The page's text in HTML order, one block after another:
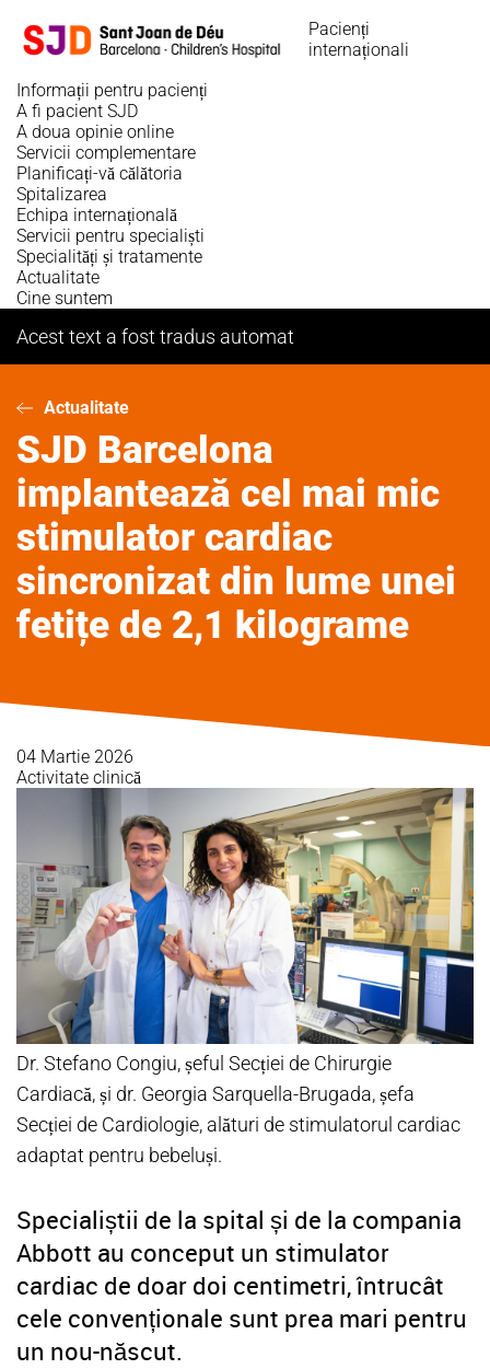
conținutul
Pacienți
internaționali
Informații pentru pacienți
A fi pacient SJD
A doua opinie online
Servicii complementare
Planificați-vă călătoria
Spitalizarea
Echipa internațională
Servicii pentru specialiști
Specialități și tratamente
Actualitate
Cine suntem
Acest text a fost tradus automat
Actualitate
SJD Barcelona
implantează cel mai mic
stimulator cardiac
sincronizat din lume unei
fetițe de 2,1 kilograme
04 Martie 2026
Activitate clinică
Dr. Stefano Congiu, șeful Secției de Chirurgie
Cardiacă, și dr. Georgia Sarquella-Brugada, șefa
Secției de Cardiologie, alături de stimulatorul cardiac
adaptat pentru bebeluși.
Specialiștii de la spital și de la compania
Abbott au conceput un stimulator
cardiac de doar doi centimetri, întrucât
cele convenționale sunt prea mari pentru
un nou-născut.